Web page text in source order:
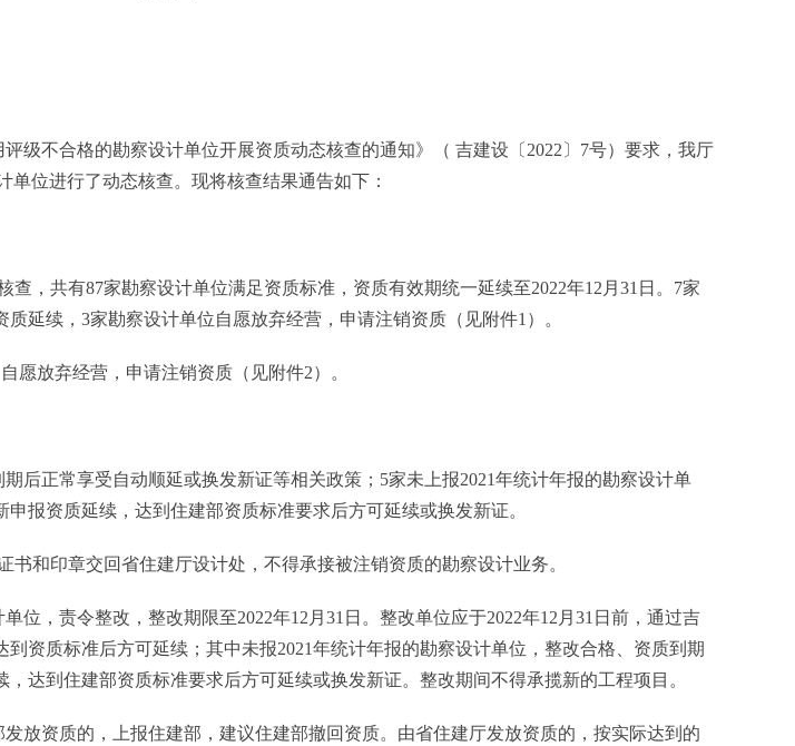
不合格的勘察设计单位开展资质动态核查的通知》（ 吉建设〔2022〕7号）要求，我厅
单位进行了动态核查。现将核查结果通告如下：
，共有87家勘察设计单位满足资质标准，资质有效期统一延续至2022年12月31日。7家
延续，3家勘察设计单位自愿放弃经营，申请注销资质（见附件1）。
愿放弃经营，申请注销资质（见附件2）。
正常享受自动顺延或换发新证等相关政策；5家未上报2021年统计年报的勘察设计单
报资质延续，达到住建部资质标准要求后方可延续或换发新证。
和印章交回省住建厅设计处，不得承接被注销资质的勘察设计业务。
，责令整改，整改期限至2022年12月31日。整改单位应于2022年12月31日前，通过吉
资质标准后方可延续；其中未报2021年统计年报的勘察设计单位，整改合格、资质到期
达到住建部资质标准要求后方可延续或换发新证。整改期间不得承揽新的工程项目。
资质的，上报住建部，建议住建部撤回资质。由省住建厅发放资质的，按实际达到的